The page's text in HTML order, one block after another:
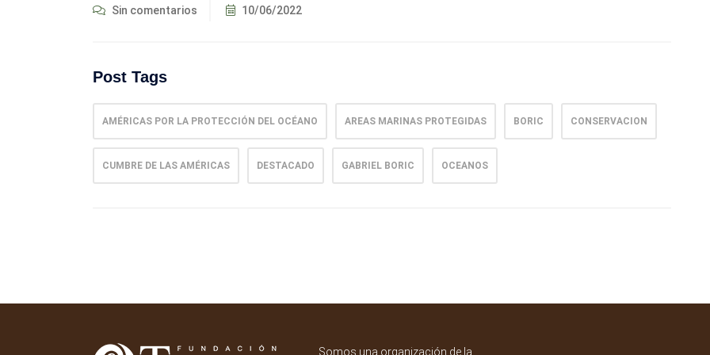
Sin comentarios 10/06/2022
Post Tags
AMÉRICAS POR LA PROTECCIÓN DEL OCÉANO AREAS MARINAS PROTEGIDAS BORIC CONSERVACION
CUMBRE DE LAS AMÉRICAS DESTACADO GABRIEL BORIC OCEANOS
Somos una organización de la